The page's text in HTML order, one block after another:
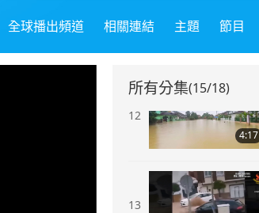
全球播出頻道 相關連結 主題 節目
所有分集(15/18)
11
12
4:17
13